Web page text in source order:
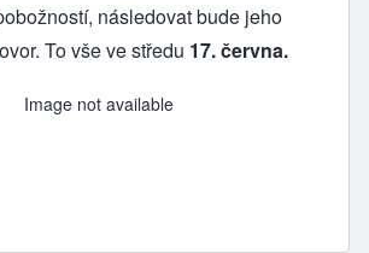
následovat bude jeho
To vše ve středu 17. června.
Image not available